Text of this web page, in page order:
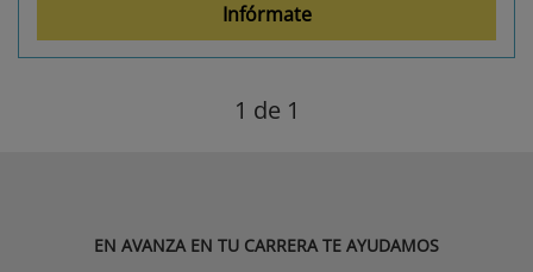
Infórmate
1 de 1
EN AVANZA EN TU CARRERA TE AYUDAMOS